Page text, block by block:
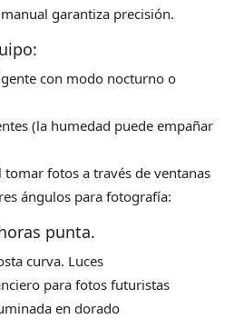
garantiza precisión.
con modo nocturno o
(la humedad puede empañar
fotos a través de ventanas
ángulos para fotografía:
punta.
curva. Luces
para fotos futuristas
en dorado